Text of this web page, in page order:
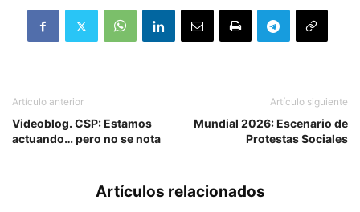
Artículo anterior
Videoblog. CSP: Estamos
actuando… pero no se nota
Artículo siguiente
Mundial 2026: Escenario de
Protestas Sociales
Artículos relacionados